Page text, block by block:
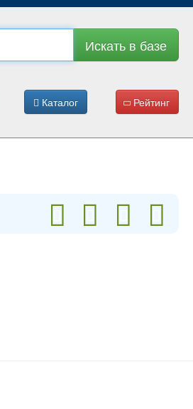
Искать в базе
Рейтинг
Каталог